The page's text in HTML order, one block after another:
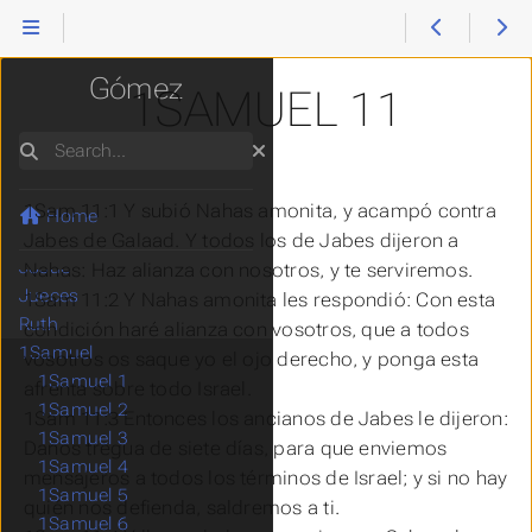
1SAMUEL 11
1Sam 11:1 Y subió Nahas amonita, y acampó contra
Jabes de Galaad. Y todos los de Jabes dijeron a
Nahas: Haz alianza con nosotros, y te serviremos.
1Sam 11:2 Y Nahas amonita les respondió: Con esta
condición
haré
con vosotros, que a todos
vosotros os saque yo el ojo derecho, y ponga esta
afrenta sobre todo Israel.
1Sam 11:3 Entonces los ancianos de Jabes le dijeron:
Danos tregua de siete días, para que enviemos
mensajeros a todos los términos de Israel; y si no hay
quién nos defienda, saldremos a ti.
Reina Valera
Gómez
Search
Home
Éxodo
Números
Deuteronomio
Josué
Jueces
Ruth
1Samuel
1Samuel 1
1Samuel 2
1Samuel 3
1Samuel 4
1Samuel 5
1Samuel 6